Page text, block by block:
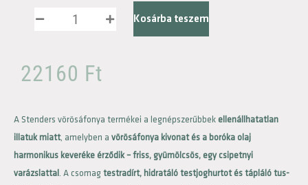
Kosárba teszem
22160 Ft
A Stenders vörösáfonya termékei a legnépszerűbbekellenállhatatlan
illatuk miatt, amelyben a vörösáfonya kivonat és a boróka olaj
harmonikus keveréke érződik – friss, gyümölcsös, egy csipetnyi
varázslattal. A csomag testradírt, hidratáló testjoghurtot és tápláló tus-